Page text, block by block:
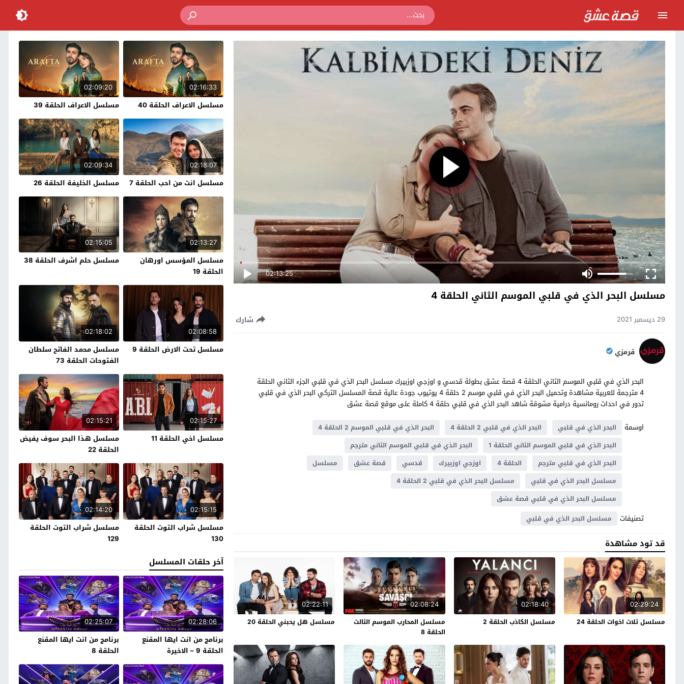
02:13:25
مسلسل البحر الذي في قلبي الموسم الثاني الحلقة 4
29 ديسمبر 2021 شارك
قرمزي
البحر الذي في قلبي الموسم الثاني الحلقة 4 قصة عشق بطولة قدسي و اوزجي اوزبيرك مسلسل البحر الذي في قلبي الجزء الثاني الحلقة
4 مترجمة للعربية مشاهدة وتحميل البحر الذي في قلبي موسم 2 حلقة 4 يوتيوب جودة عالية قصة المسلسل التركي البحر الذي في قلبي
تدور في احداث رومانسية درامية مشوقة شاهد البحر الذي في قلبي حلقة 4 كاملة على موقع قصة عشق
اوسمة
البحر الذي في قلبي البحر الذي في قلبي 2 الحلقة 4
البحر الذي في قلبي الموسم 2 الحلقة 4
البحر الذي في قلبي الموسم الثاني الحلقة 1
البحر الذي في قلبي الموسم الثاني مترجم
البحر الذي في قلبي مترجم
الحلقة 4 اوزجي اوزبيرك قدسي قصة عشق
مسلسل
مسلسل البحر الذي في قلبي
مسلسل البحر الذي في قلبي 2 الحلقة 4
مسلسل البحر الذي في قلبي قصة عشق
تصنيفات مسلسل البحر الذي في قلبي
قد تود مشاهدة
02:29:24
مسلسل ثلاث اخوات الحلقة 24
02:18:40
مسلسل الكاذب الحلقة 2
02:08:24
مسلسل المحارب الموسم الثالث
الحلقة 8
02:22:11
مسلسل هل يحبني الحلقة 20
02:16:33
مسلسل الاعراف الحلقة 40
02:09:20
مسلسل الاعراف الحلقة 39
02:18:07
مسلسل انت من احب الحلقة 7
02:09:34
مسلسل الخليفة الحلقة 26
02:13:27
مسلسل المؤسس اورهان
الحلقة 19
02:15:05
مسلسل حلم اشرف الحلقة 38
02:08:58
مسلسل تحت الارض الحلقة 9
02:18:02
مسلسل محمد الفاتح سلطان
الفتوحات الحلقة 73
02:15:27
مسلسل اخي الحلقة 11
02:15:21
مسلسل هذا البحر سوف يفيض
الحلقة 22
02:15:15
مسلسل شراب التوت الحلقة
130
02:14:20
مسلسل شراب التوت الحلقة
129
آخر حلقات المسلسل
02:28:06
برنامج من انت ايها المقنع
الحلقة 9 – الاخيرة
02:25:07
برنامج من انت ايها المقنع
الحلقة 8